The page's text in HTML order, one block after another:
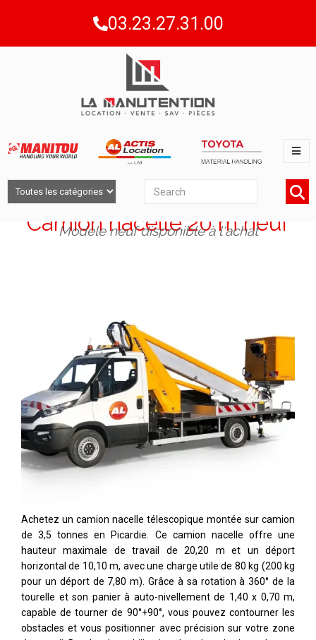
03.23.27.31.00
Camion nacelle 20 m neuf
Modèle neuf disponible à l'achat​
Achetez un camion nacelle télescopique montée sur camion
de 3,5 tonnes en Picardie. Ce camion nacelle offre une
hauteur maximale de travail de 20,20 m et un déport
horizontal de 10,10 m, avec une charge utile de 80 kg (200 kg
pour un déport de 7,80 m). Grâce à sa rotation à 360° de la
tourelle et son panier à auto-nivellement de 1,40 x 0,70 m,
capable de tourner de 90°+90°, vous pouvez contourner les
obstacles et vous positionner avec précision sur votre zone